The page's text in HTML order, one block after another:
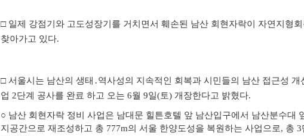
자료실
□ 일제 강점기와 고도성장기를 거치면서 훼손된 남산 회현자락이 자연 지형
찾아가고 있다.
□ 서울시는 남산의 생태․역사성의 지속적인 회복과 시민들의 남산 접근성 개
업 2단계 공사를 완료 하고 오는 6월 9일(토) 개장한다고 밝혔다.
○ 남산 회현자락 정비 사업은 남대문 힐튼호텔 앞 남산입구에서 남산분수대
지공간으로 재조성하고 총 777m의 서울 한양도성을 복원하는 사업으로, 총